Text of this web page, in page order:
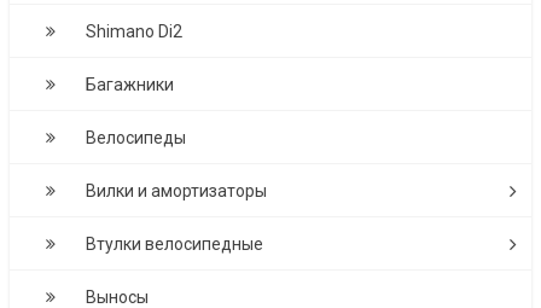
Shimano Di2
Багажники
Велосипеды
Вилки и амортизаторы
Втулки велосипедные
Выносы